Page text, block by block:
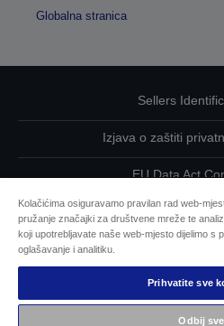
Globalna stranica
Sellers
Izjava o zaštiti
EU Data Act
Kontaktirajte nas u
Epsonova predanost
Kolačićima osiguravamo pravilan rad web-
pružanje značajki za društvene mreže te
koji upotrebljavate naše web-mjesto dijelimo s
oglašavanje i analitiku.
Prihvatite sve
Odbij sve